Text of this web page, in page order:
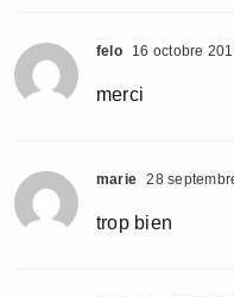
felo 16 octobre
merci
marie 28
trop bien